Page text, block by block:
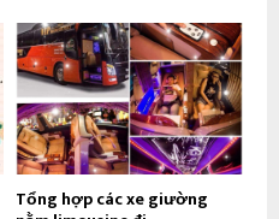
Tổng hợp các xe giường